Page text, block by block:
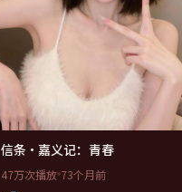
信条·嘉义记：青春
47万次播放 73个月前